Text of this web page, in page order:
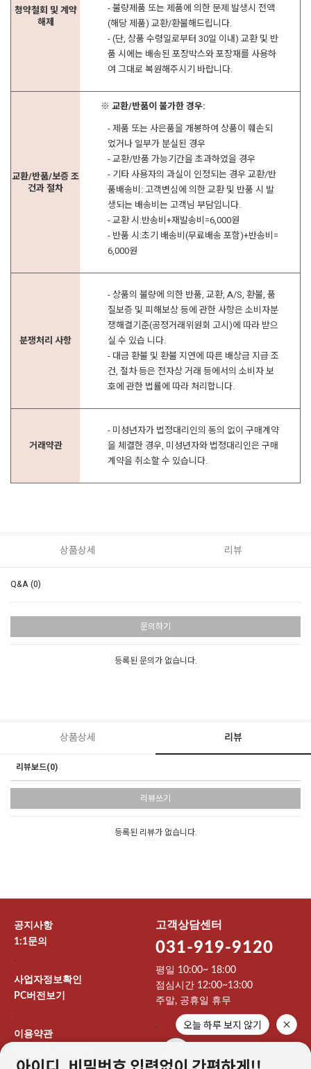
청약철회 및 계약
해제
- 불량제품 또는 제품에 의한 문제 발생시 전액
(해당 제품) 교환/환불해드립니다.
- (단, 상품 수령일로부터 30일 이내) 교환 및 반
품 시에는 배송된 포장박스와 포장재를 사용하
여 그대로 복원해주시기 바랍니다.
교환/반품/보증 조
건과 절차
※ 교환/반품이 불가한 경우:
- 제품 또는 사은품을 개봉하여 상품이 훼손되
었거나 일부가 분실된 경우
- 교환/반품 가능기간을 초과하였을 경우
- 기타 사용자의 과실이 인정되는 경우 교환/반
품배송비: 고객변심에 의한 교환 및 반품 시 발
생되는 배송비는 고객님 부담입니다.
- 교환 시:반송비+재발송비=6,000원
- 반품 시:초기 배송비(무료배송 포함)+반송비=
6,000원
분쟁처리 사항
- 상품의 불량에 의한 반품, 교환, A/S, 환불, 품
질보증 및 피해보상 등에 관한 사항은 소비자분
쟁해결기준(공정거래위원회 고시)에 따라 받으
실 수 있습 니다.
- 대금 환불 및 환불 지연에 따른 배상금 지급 조
건, 절차 등은 전자상 거래 등에서의 소비자 보
호에 관한 법률에 따라 처리합니다.
거래약관
- 미성년자가 법정대리인의 동의 없이 구매계약
을 체결한 경우, 미성년자와 법정대리인은 구매
계약을 취소할 수 있습니다.
상품상세 리뷰
Q&A (0)
문의하기
등록된 문의가 없습니다.
상품상세 리뷰
리뷰보드(0)
리뷰쓰기
등록된 리뷰가 없습니다.
공지사항
1:1문의
-
사업자정보확인
PC버전보기
-
이용약관
이용안내
고객상담센터
031-919-9120
평일 10:00~ 18:00
점심시간 12:00~13:00
주말, 공휴일 휴무
- 오늘 하루 보지 않기